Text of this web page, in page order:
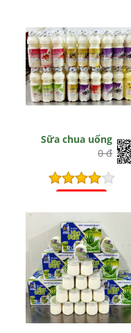
Sữa chua uống
0 đ